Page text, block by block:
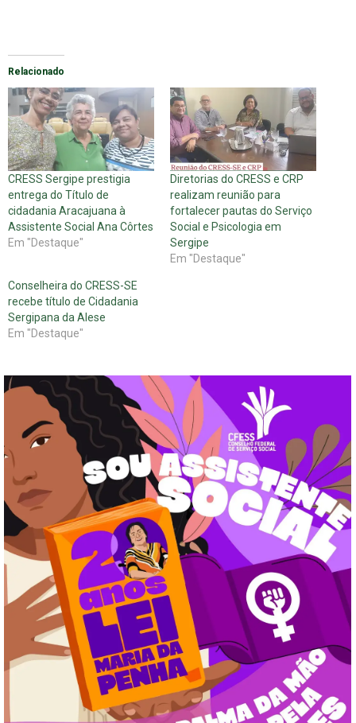
Relacionado
CRESS Sergipe prestigia
entrega do Título de
cidadania Aracajuana à
Assistente Social Ana Côrtes
Em "Destaque"
Diretorias do CRESS e CRP
realizam reunião para
fortalecer pautas do Serviço
Social e Psicologia em
Sergipe
Em "Destaque"
Conselheira do CRESS-SE
recebe título de Cidadania
Sergipana da Alese
Em "Destaque"